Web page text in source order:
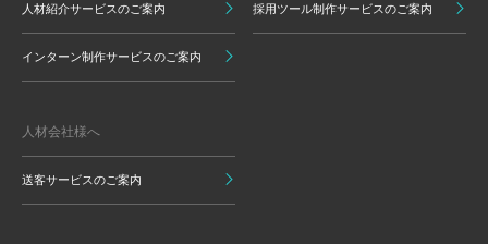
人材紹介サービスのご案内 採用ツール制作サービスのご案内
インターン制作サービスのご案内
人材会社様へ
送客サービスのご案内